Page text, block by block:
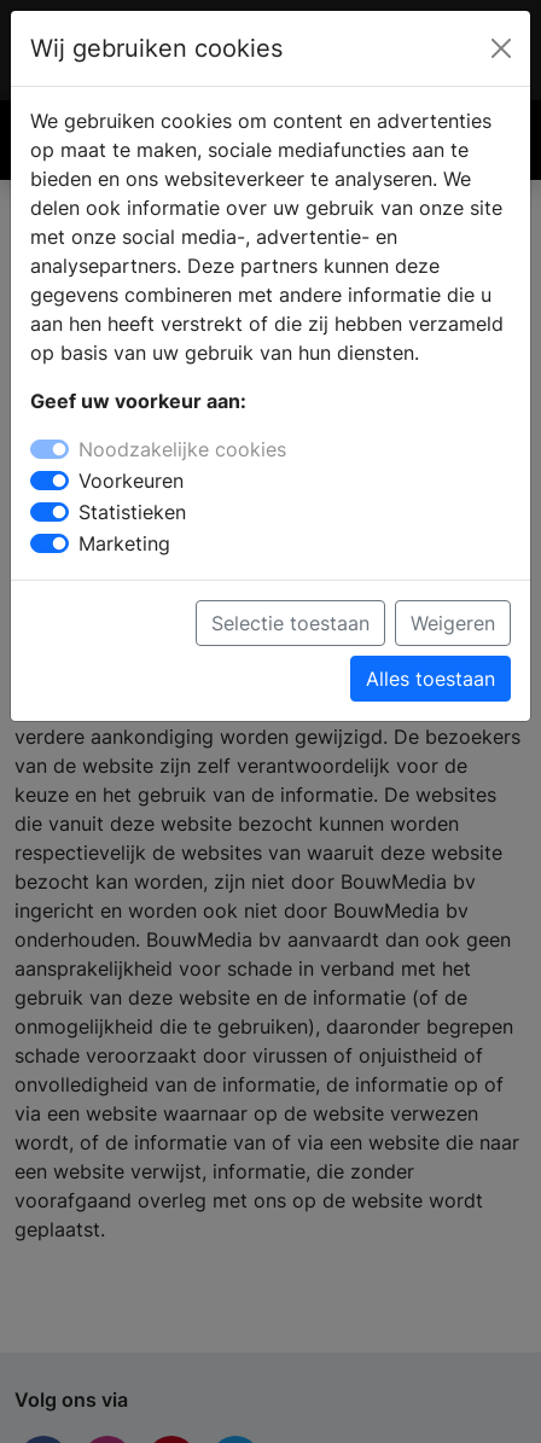
€ 0.00
Algemene voorwaarden
BouwMedia bv kan niet aansprakelijk worden gesteld
voor de inhoudelijke informatie die op haar websites
wordt gegeven. De door BouwMedia bv verstrekte
mogen worden geacht, maar voor de juistheid en
volledigheid daarvan kan niet worden ingestaan.
BouwMedia bv streeft er naar om deze website
voortdurend te actualiseren, maar kan er niet voor
website na verloop van tijd of op het moment dat deze
website geraadpleegd wordt nog steeds juist, volledig
of actueel is. De verstrekte informatie is dan ook
uitsluitend indicatief en kan op ieder moment zonder
verdere aankondiging worden gewijzigd. De bezoekers
van de website zijn zelf verantwoordelijk voor de
keuze en het gebruik van de informatie. De websites
die vanuit deze website bezocht kunnen worden
respectievelijk de websites van waaruit deze website
bezocht kan worden, zijn niet door BouwMedia bv
ingericht en worden ook niet door BouwMedia bv
onderhouden. BouwMedia bv aanvaardt dan ook geen
aansprakelijkheid voor schade in verband met het
gebruik van deze website en de informatie (of de
onmogelijkheid die te gebruiken), daaronder begrepen
schade veroorzaakt door virussen of onjuistheid of
onvolledigheid van de informatie, de informatie op of
via een website waarnaar op de website verwezen
wordt, of de informatie van of via een website die naar
een website verwijst, informatie, die zonder
voorafgaand overleg met ons op de website wordt
geplaatst.
Wij gebruiken cookies
We gebruiken cookies om content en advertenties
op maat te maken, sociale mediafuncties aan te
bieden en ons websiteverkeer te analyseren. We
delen ook informatie over uw gebruik van onze site
met onze social media-, advertentie- en
analysepartners. Deze partners kunnen deze
gegevens combineren met andere informatie die u
aan hen heeft verstrekt of die zij hebben verzameld
op basis van uw gebruik van hun diensten.
Geef uw voorkeur aan:
Noodzakelijke cookies
Voorkeuren
Statistieken
Marketing
Selectie toestaan Weigeren
Alles toestaan
Volg ons via